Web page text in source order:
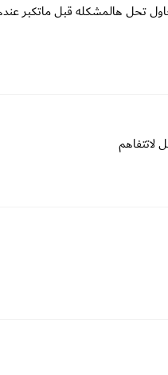
وتحاول تحل هالمشكله قبل ماتكبر
لاتتفاهم